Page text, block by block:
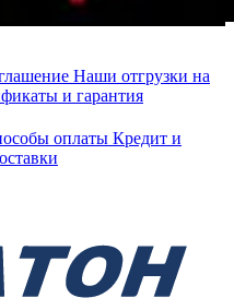
Наши отгрузки на
и гарантия
оплаты Кредит и